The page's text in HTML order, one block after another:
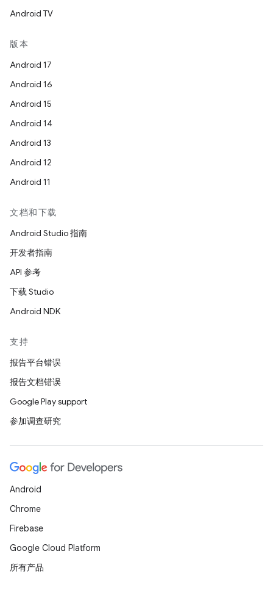
Android TV
版本
Android 17
Android 16
Android 15
Android 14
Android 13
Android 12
Android 11
文档和下载
Android Studio 指南
开发者指南
API 参考
下载 Studio
Android NDK
支持
报告平台错误
报告文档错误
Google Play support
参加调查研究
Android
Chrome
Firebase
Google Cloud Platform
所有产品